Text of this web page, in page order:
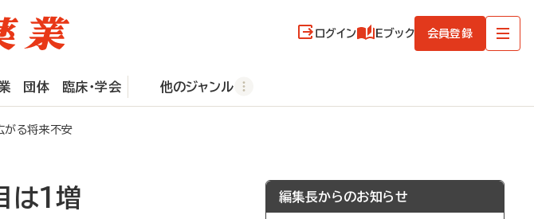
ログイン Eブック 会員登録
団体 臨床・学会 他のジャンル
がる将来不安
は1増 編集長からのお知らせ